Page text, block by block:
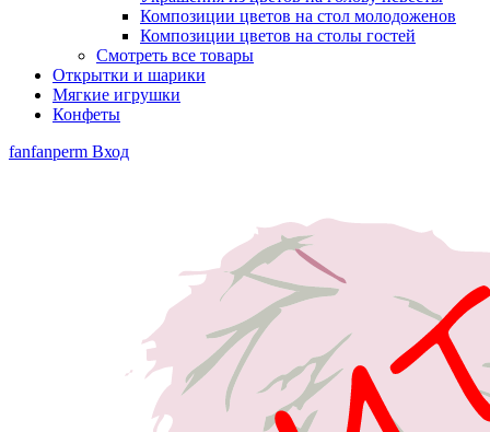
Композиции цветов на стол молодоженов
Композиции цветов на столы гостей
Смотреть все товары
Открытки и шарики
Мягкие игрушки
Конфеты
fanfanperm Вход